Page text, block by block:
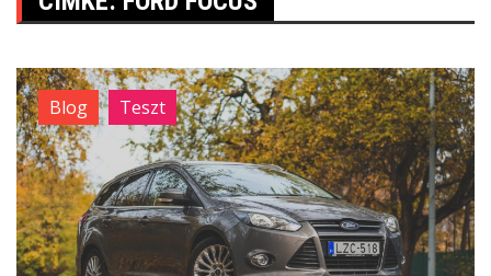
Blog Teszt